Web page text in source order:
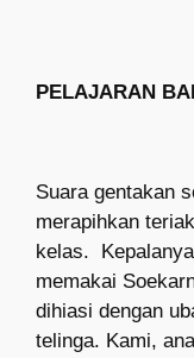
PELAJARAN
Suara gentakan
merapihkan
kelas.
Kepalanya
memakai S
dihiasi dengan
telinga. Kami,